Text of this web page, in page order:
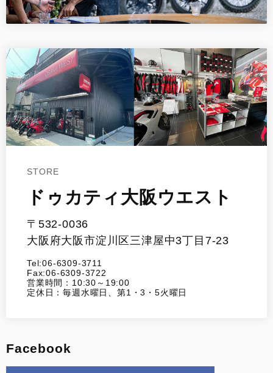
STORE
ドゥカティ大阪ウエスト
〒532-0036
大阪府大阪市淀川区三津屋中3丁目7-23
Tel:06-6309-3711
Fax:06-6309-3722
営業時間：10:30～19:00
定休日：毎週水曜日、第1・3・5火曜日
Facebook